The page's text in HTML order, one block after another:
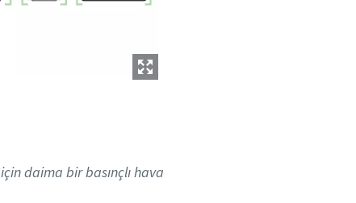
için daima bir basınçlı hava